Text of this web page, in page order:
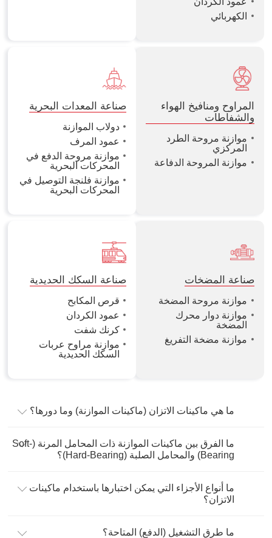
الكهربائي
المراوح ومنافيخ الهواء
والشفاطات
موازنة مروحة الطرد
المركزي
موازنة المروحة الدفاعة
صناعة المعدات البحرية
دولاب الموازنة
عمود المرف
موازنة مروحة الدفع في
المحركات البحرية
موازنة فلنجة التوصيل في
المحركات البحرية
صناعة المضخات
موازنة مروحة المضخة
موازنة دوار محرك
المضخة
موازنة مضخة التفريغ
صناعة السكك الحديدية
قرص المكابح
عمود الكردان
كرنك شفت
موازنة مراوح عربات
السكك الحديدية
ما هي ماكينات الاتزان (ماكينات الموازنة) وما دورها؟
ما الفرق بين ماكينات الموازنة ذات المحامل المرنة (Soft-
Bearing) والمحامل الصلبة (Hard-Bearing)؟
ما أنواع الأجزاء التي يمكن اختبارها باستخدام ماكينات
الاتزان؟
ما طرق التشغيل (الدفع) المتاحة؟